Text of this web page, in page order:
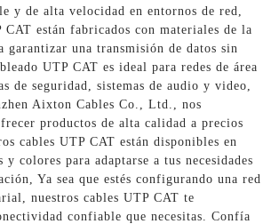
y de alta velocidad en entornos de red,
CAT están fabricados con materiales de la
garantizar una transmisión de datos sin
UTP CAT es ideal para redes de área
de seguridad, sistemas de audio y video,
Aixton Cables Co., Ltd., nos
productos de alta calidad a precios
cables UTP CAT están disponibles en
colores para adaptarse a tus necesidades
Ya sea que estés configurando una red
nuestros cables UTP CAT te
confiable que necesitas. Confía